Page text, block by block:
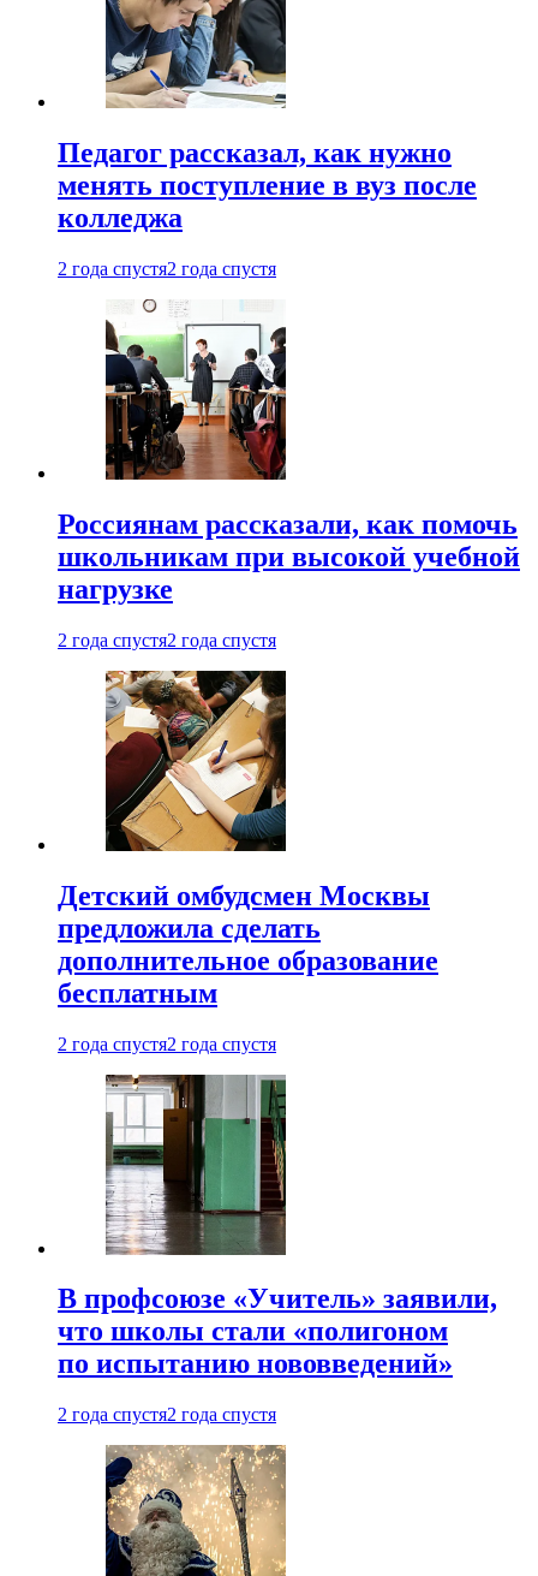
Педагог рассказал, как нужно
менять поступление в вуз после
колледжа
2 года спустя2 года спустя
Россиянам рассказали, как помочь
школьникам при высокой учебной
нагрузке
2 года спустя2 года спустя
Детский омбудсмен Москвы
предложила сделать
дополнительное образование
бесплатным
2 года спустя2 года спустя
В профсоюзе «Учитель» заявили,
что школы стали «полигоном
по испытанию нововведений»
2 года спустя2 года спустя